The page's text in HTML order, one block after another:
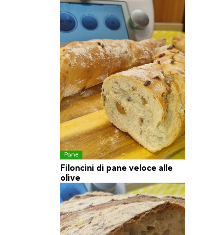
Pane
Filoncini di pane veloce alle
olive